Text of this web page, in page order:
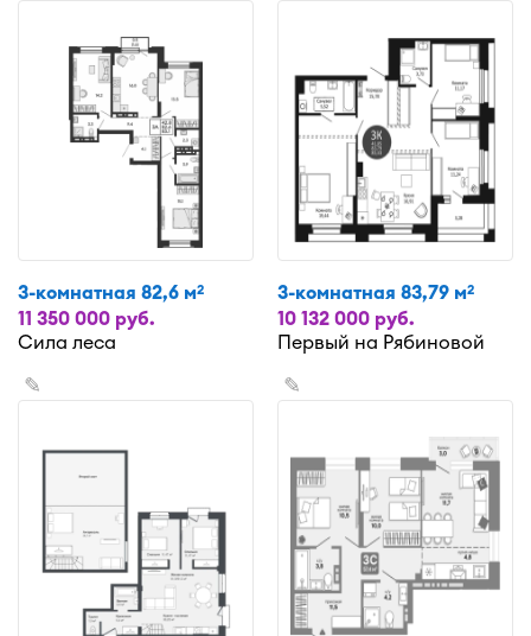
3-комнатная 82,6 м2
11 350 000 руб.
Сила леса
3-комнатная 83,79 м2
10 132 000 руб.
Первый на Рябиновой
✎ ✎